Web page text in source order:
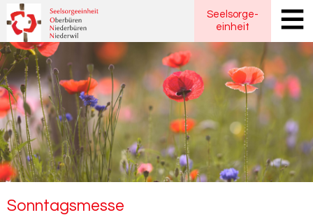
Seelsorge-
einheit
Sonn­tags­mes­se